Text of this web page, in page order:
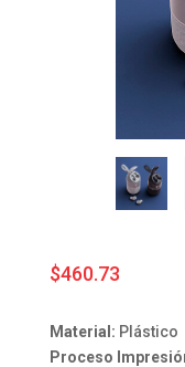
$460.73
Material: Plástico
Proceso